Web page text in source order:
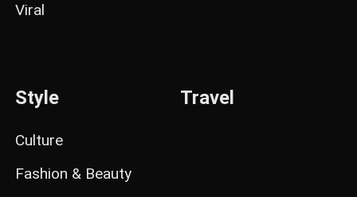
Viral
Style
Culture
Fashion & Beauty
Travel